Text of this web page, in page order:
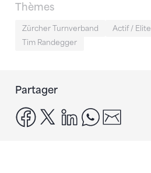
Thèmes
Zürcher Turnverband Actif / Elite
Tim Randegger
Partager
facebook
x linkedinwhatsapp